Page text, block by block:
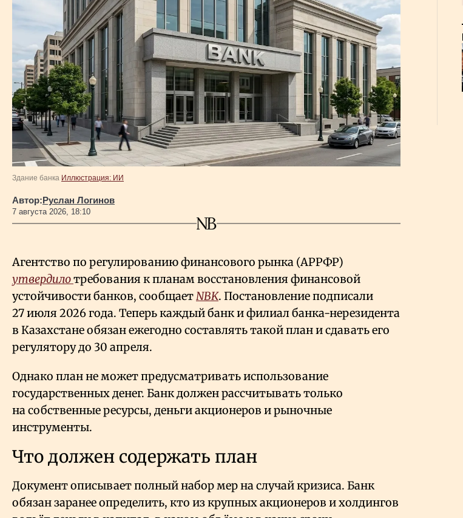
Здание банка Иллюстрация: ИИ
Автор:Руслан Логинов
7 августа 2026, 18:10
Агентство по регулированию финансового рынка (АРРФР)
утвердилотребования к планам восстановления финансовой
устойчивости банков, сообщаетNBK. Постановление подписали
27 июля 2026 года. Теперь каждый банк и филиал банка-нерезидента
в Казахстане обязан ежегодно составлять такой план и сдавать его
регулятору до 30 апреля.
Однако план не может предусматривать использование
государственных денег. Банк должен рассчитывать только
на собственные ресурсы, деньги акционеров и рыночные
инструменты.
Что должен содержать план
Документ описывает полный набор мер на случай кризиса. Банк
обязан заранее определить, кто из крупных акционеров и холдингов